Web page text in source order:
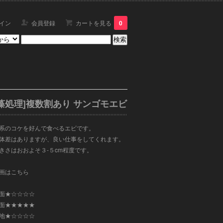
ン 会員登録 カートを見る 0
処理]複数割あり サンゴモエビ
のコケを好んで食べるエビです。
差はありますが、良い仕事をしてくれます。
さはおおよそ３-５cm程度です。
は こちら
面★☆☆☆☆
面★★★★★
地★☆☆☆☆